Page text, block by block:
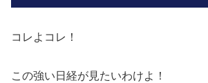
コレよコレ！
この強い日経が見たいわけよ！